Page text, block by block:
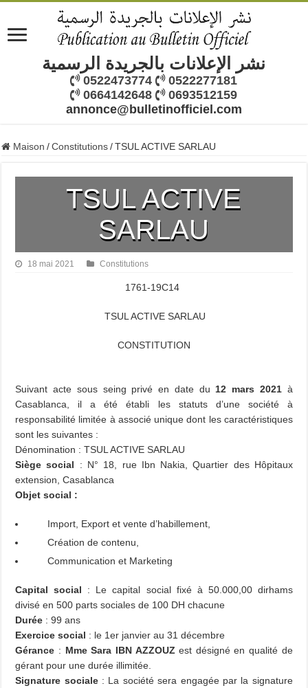
نشر الإعلانات بالجريدة الرسمية
0522473774
0522277181
0664142648
0693512159
annonce@bulletinofficiel.com
Maison / Constitutions / TSUL ACTIVE SARLAU
TSUL ACTIVE
SARLAU
18 mai 2021 Constitutions
1761-19C14
TSUL ACTIVE SARLAU
CONSTITUTION
Suivant acte sous seing privé en date du 12 mars 2021 à
Casablanca, il a été établi les statuts d’une société à
responsabilité limitée à associé unique dont les caractéristiques
sont les suivantes :
Dénomination : TSUL ACTIVE SARLAU
Siège social : N° 18, rue Ibn Nakia, Quartier des Hôpitaux
extension, Casablanca
Objet social :
Import, Export et vente d’habillement,
Création de contenu,
Communication et Marketing
Capital social : Le capital social fixé à 50.000,00 dirhams
divisé en 500 parts sociales de 100 DH chacune
Durée : 99 ans
Exercice social : le 1er janvier au 31 décembre
Gérance : Mme Sara IBN AZZOUZ est désigné en qualité de
gérant pour une durée illimitée.
Signature sociale: La société sera engagée par la signature